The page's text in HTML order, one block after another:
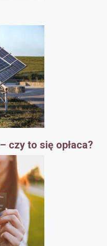
czy to się opłaca?